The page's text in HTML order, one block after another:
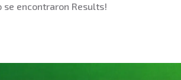
se encontraron Results!